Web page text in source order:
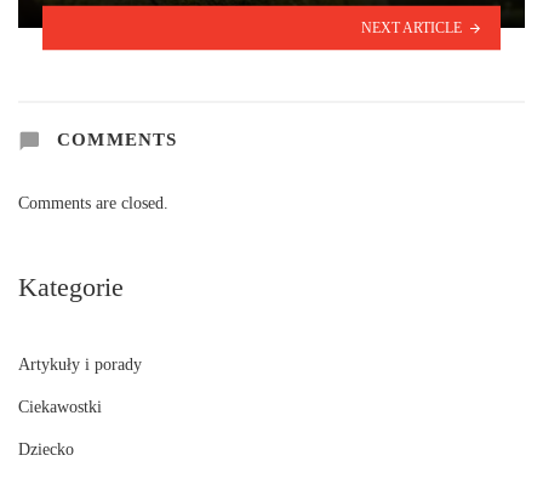
NEXT ARTICLE
COMMENTS
Comments are closed.
Kategorie
Artykuły i porady
Ciekawostki
Dziecko